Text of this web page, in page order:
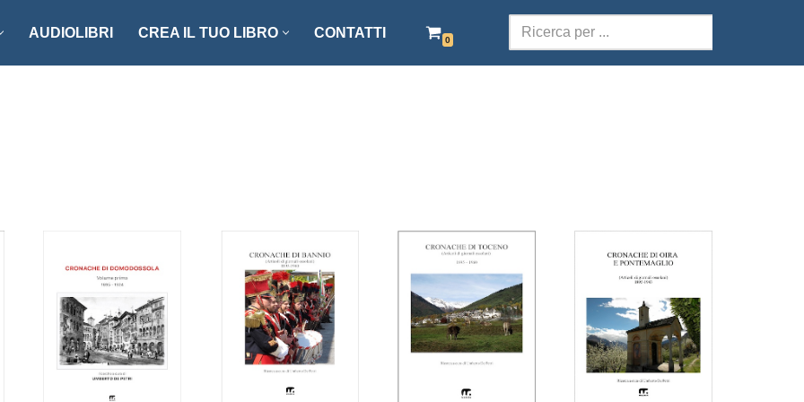
TECNOLOGIA
STORIA – FILOSOFIA – SOCIETÀ
AUDIOLIBRI ITALIANI
EBOOK GRATIS
AUDIOLIBRI CREA IL TUO LIBRO CONTATTI 0